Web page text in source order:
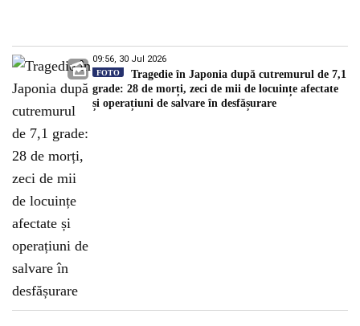
09:56, 30 Jul 2026
FOTO
Tragedie în Japonia după cutremurul de 7,1
grade: 28 de morți, zeci de mii de locuințe afectate
și operațiuni de salvare în desfășurare